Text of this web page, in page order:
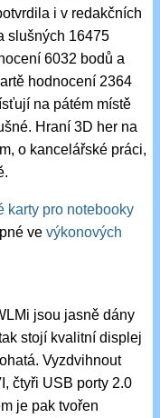
i v redakčních
slušných 16475
6032 bodů a
hodnocení 2364
na pátém místě
Hraní 3D her na
o kancelářské práci,
karty pro notebooky
vevýkonových
jsou jasně dány
stojí kvalitní displej
Vyzdvihnout
čtyři USB porty 2.0
je pak tvořen